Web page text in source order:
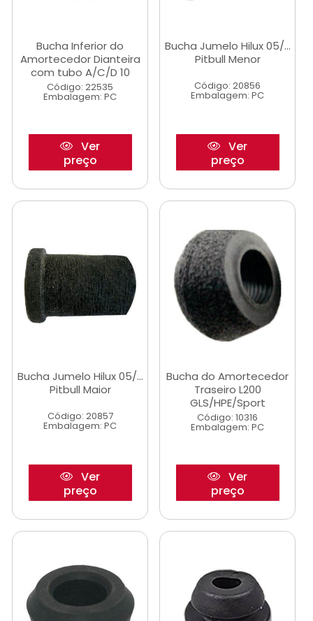
Bucha Inferior do
Amortecedor Dianteira
com tubo A/C/D 10
Código: 22535
Embalagem: PC
Ver
preço
Bucha Jumelo Hilux 05/...
Pitbull Menor
Código: 20856
Embalagem: PC
Ver
preço
Bucha Jumelo Hilux 05/...
Pitbull Maior
Código: 20857
Embalagem: PC
Ver
preço
Bucha do Amortecedor
Traseiro L200
GLS/HPE/Sport
Código: 10316
Embalagem: PC
Ver
preço